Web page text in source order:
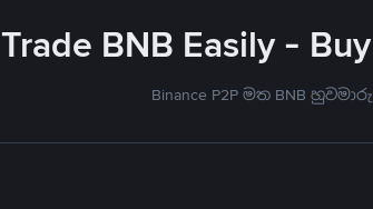
Trade BNB Easily -
Binance P2P මත BNB